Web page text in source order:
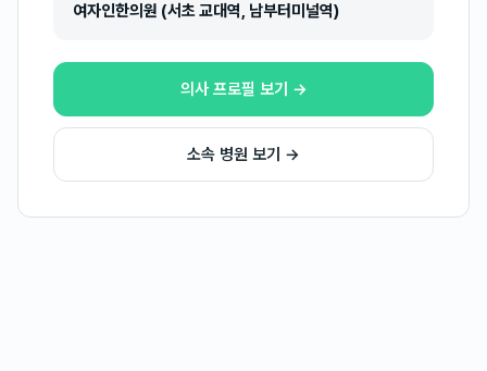
여자인한의원 (서초 교대역, 남부터미널역)
의사 프로필 보기 →
소속 병원 보기 →